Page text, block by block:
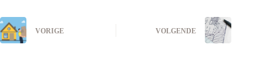
VORIGE VOLGENDE